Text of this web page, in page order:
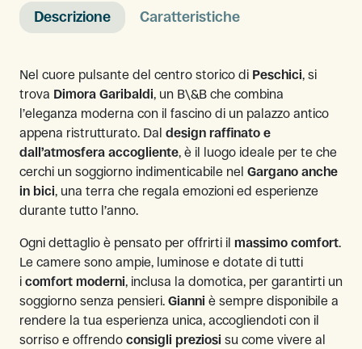
Descrizione Caratteristiche
Nel cuore pulsante del centro storico di Peschici, si
trova Dimora Garibaldi, un B\&B che combina
l’eleganza moderna con il fascino di un palazzo antico
appena ristrutturato. Dal design raffinato e
dall’atmosfera accogliente, è il luogo ideale per te che
cerchi un soggiorno indimenticabile nel Gargano anche
in bici, una terra che regala emozioni ed esperienze
durante tutto l’anno.
Ogni dettaglio è pensato per offrirti il massimo comfort.
Le camere sono ampie, luminose e dotate di tutti
i comfort moderni, inclusa la domotica, per garantirti un
soggiorno senza pensieri. Gianni è sempre disponibile a
rendere la tua esperienza unica, accogliendoti con il
sorriso e offrendo consigli preziosi su come vivere al